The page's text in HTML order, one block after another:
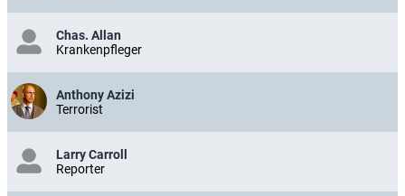
Chas. Allan
Krankenpfleger
Anthony Azizi
Terrorist
Larry Carroll
Reporter